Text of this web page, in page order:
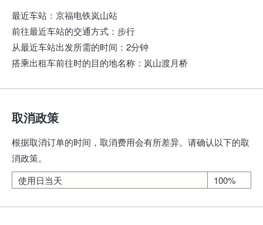
最近车站 ： 京福电铁岚山站
前往最近车站的交通方式 ： 步行
从最近车站出发所需的时间 ： 2分钟
搭乘出租车前往时的目的地名称 ： 岚山渡月桥
取消政策
根据取消订单的时间，取消费用会有所差异。请确认以下的取
消政策。
使用日当天
100%